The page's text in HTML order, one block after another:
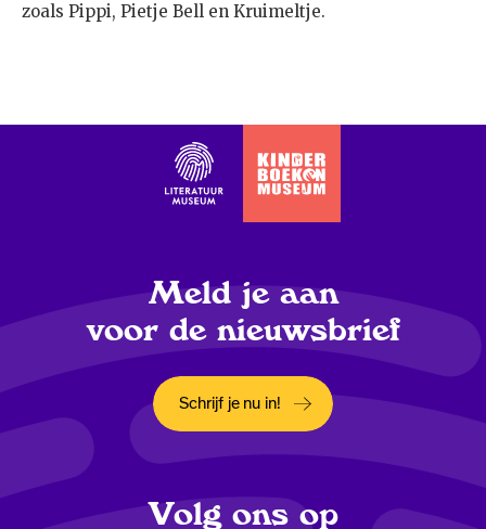
zoals Pippi, Pietje Bell en Kruimeltje.
Meld je aan
voor de nieuwsbrief
Opent in een nieuw tabblad
Schrijf je nu in!
Volg ons op